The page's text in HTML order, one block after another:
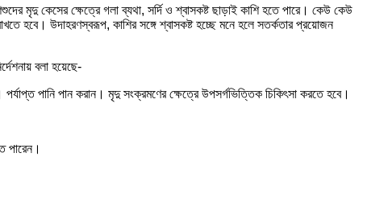
মৃদু কেসের ক্ষেত্রে গলা ব্যথা, সর্দি ও শ্বাসকষ্ট ছাড়াই কাশি হতে পারে। কেউ কেউ
হবে। উদাহরণস্বরূপ, কাশির সঙ্গে শ্বাসকষ্ট হচ্ছে মনে হলে সতর্কতার প্রয়োজন
বলা হয়েছে-
পানি পান করান। মৃদু সংক্রমণের ক্ষেত্রে উপসর্গভিত্তিক চিকিৎসা করতে হবে।
পারেন।